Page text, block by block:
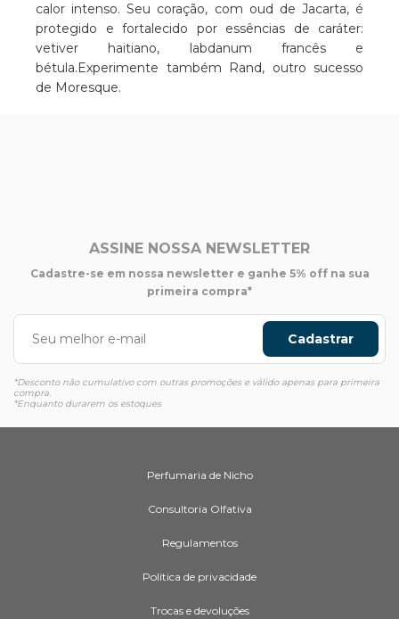
calor intenso. Seu coração, com oud de Jacarta, é
protegido e fortalecido por essências de caráter:
vetiver haitiano, labdanum francês e
bétula.Experimente também Rand, outro sucesso
de Moresque.
ASSINE NOSSA NEWSLETTER
Cadastre-se em nossa newsletter e ganhe 5% off na sua
primeira compra*
Cadastrar
*Desconto não cumulativo com outras promoções e válido apenas para primeira
compra.
*Enquanto durarem os estoques
Perfumaria de Nicho
Consultoria Olfativa
Regulamentos
Política de privacidade
Trocas e devoluções